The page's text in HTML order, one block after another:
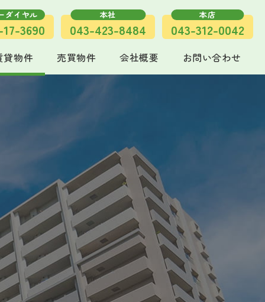
ダイヤル
3690
本社
043-423-8484
本店
043-312-0042
貸物件 売買物件 会社概要 お問い合わせ